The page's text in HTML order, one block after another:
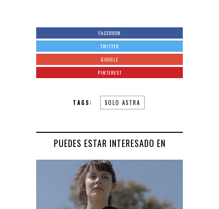
FACEBOOK
TWITTER
GOOGLE
PINTEREST
TAGS: SOLO ASTRA
PUEDES ESTAR INTERESADO EN